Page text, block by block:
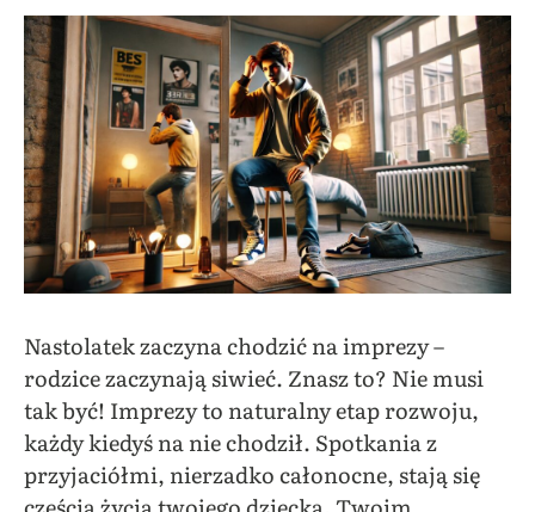
Nastolatek zaczyna chodzić na imprezy –
rodzice zaczynają siwieć. Znasz to? Nie musi
tak być! Imprezy to naturalny etap rozwoju,
każdy kiedyś na nie chodził. Spotkania z
przyjaciółmi, nierzadko całonocne, stają się